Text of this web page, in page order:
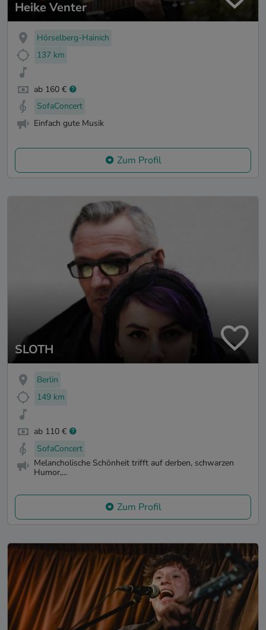
Heike Venter
Hörselberg-Hainich
137 km
ab 160 €
SofaConcert
Einfach gute Musik
Zum Profil
SLOTH
Berlin
149 km
ab 110 €
SofaConcert
Melancholische Schönheit trifft auf derben, schwarzen
Humor,...
Zum Profil